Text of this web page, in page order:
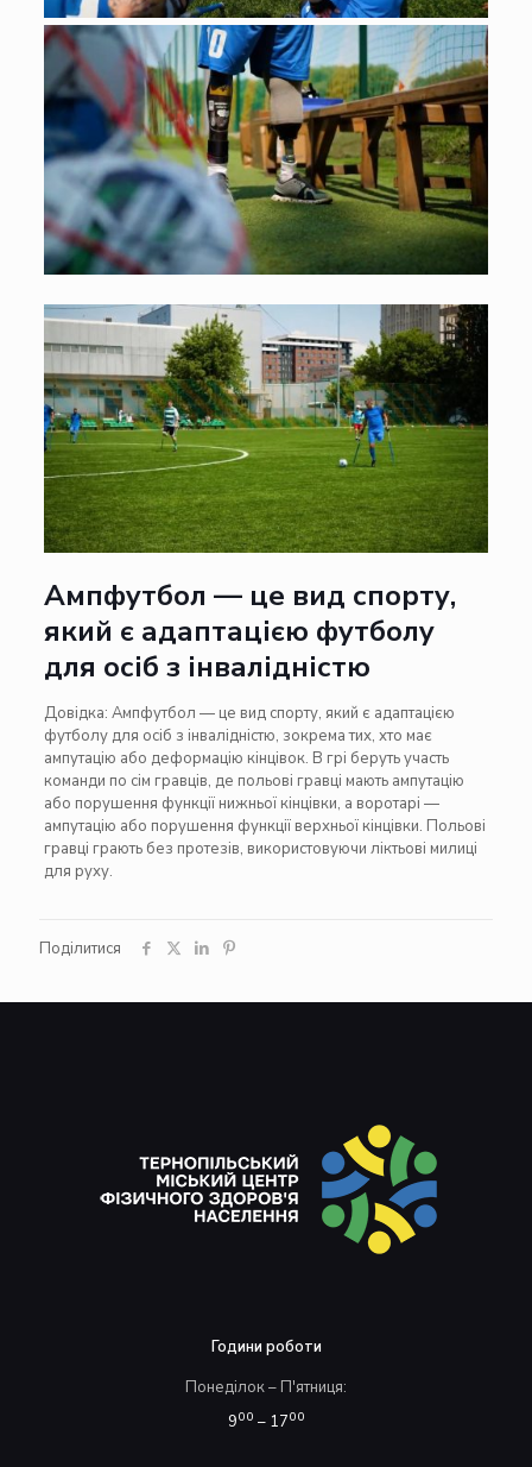
Ампфутбол — це вид спорту,
який є адаптацією футболу
для осіб з інвалідністю
Довідка: Ампфутбол — це вид спорту, який є адаптацією
футболу для осіб з інвалідністю, зокрема тих, хто має
ампутацію або деформацію кінцівок. В грі беруть участь
команди по сім гравців, де польові гравці мають ампутацію
або порушення функції нижньої кінцівки, а воротарі —
ампутацію або порушення функції верхньої кінцівки. Польові
гравці грають без протезів, використовуючи ліктьові милиці
для руху.
Поділитися
Години роботи
Понеділок – П'ятниця:
900 – 1700